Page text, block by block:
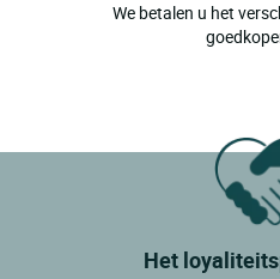
We betalen u het
Het